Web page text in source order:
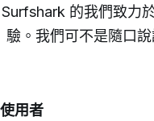
Surfshark 的我們致力
驗。我們可不是隨口
使用者